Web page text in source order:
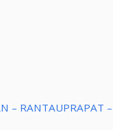
– RANTAUPRAPAT –